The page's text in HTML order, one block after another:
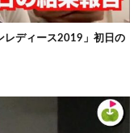
レディース2019」初日の